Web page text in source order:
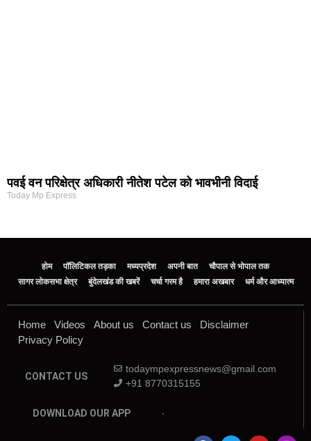
पवई वन परिक्षेत्र अधिकारी नीतेश पटेल को भावभीनी विदाई
Today Mp Express
होम पॉलिटिकल तड़का मध्यप्रदेश अपनी बात
चौपाल से भोपाल तक
सागर लोकसभा क्षेत्र
बुंदेलखंड की खबरें चर्चा गरम है हमारा अखबार धर्म और आध्यात्म
Home Videos About us Contact us
Disclaimer
Privacy Policy
CONTACT US
todaympexpressnews@gmail.com
+91 8770315155
DOWNLOAD OUR APP